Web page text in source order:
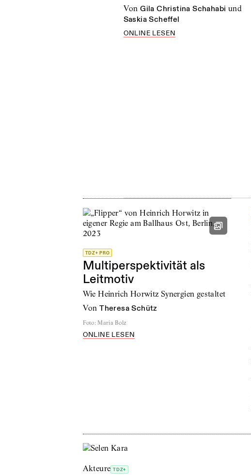
von Gila Christina Schahabi und
Saskia Scheffel
ONLINE LESEN
TDZ+ PRO
Multiperspektivität als
Leitmotiv
Wie Heinrich Horwitz Synergien gestaltet
von Theresa Schütz
Foto: Maria Bolz
ONLINE LESEN
Akteure TDZ+